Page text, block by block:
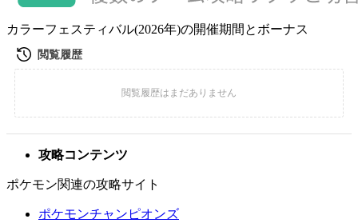
カラーフェスティバル(2026年)の開催期間とボーナス
攻略コンテンツ
ポケモン関連の攻略サイト
ポケモンチャンピオンズ